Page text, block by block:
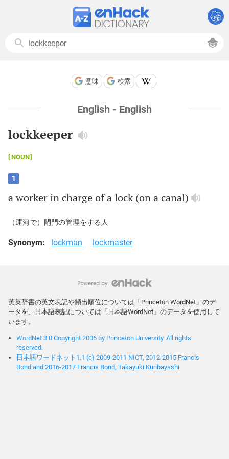
意味 検索
English - English
lockkeeper
NOUN
1
aworker incharge ofalock(onacanal)
（運河で）閘門の管理をする人
Synonym: lockman lockmaster
英英辞書の英文表記や頻出順位については「Princeton WordNet」のデ
ータを、日本語表記については「日本語WordNet」のデータを使用して
います。
WordNet 3.0 Copyright 2006 by Princeton University. All rights
reserved.
日本語ワードネット1.1 (c) 2009-2011 NICT, 2012-2015 Francis
Bond and 2016-2017 Francis Bond, Takayuki Kuribayashi